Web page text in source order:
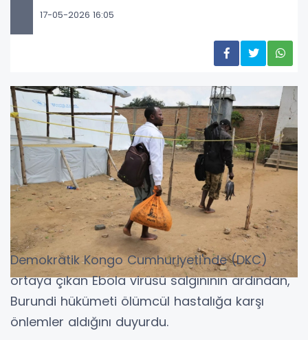
17-05-2026 16:05
Demokratik Kongo Cumhuriyeti'nde (DKC)
ortaya çıkan Ebola virüsü salgınının ardından,
Burundi hükümeti ölümcül hastalığa karşı
önlemler aldığını duyurdu.